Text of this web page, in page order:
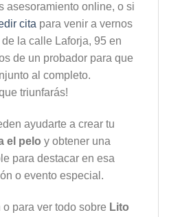
asesoramiento online, o si
cita para venir a vernos
la calle Laforja, 95 en
de un probador para que
al completo.
triunfarás!
ayudarte a crear tu
el pelo y obtener una
para destacar en esa
o evento especial.
o para ver todo sobre Lito